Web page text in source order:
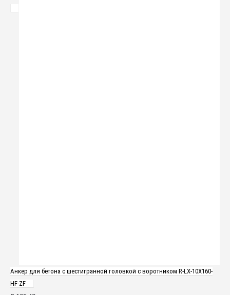
Анкер для бетона с шестигранной головкой с воротником R-LX-10X160-
HF-ZF